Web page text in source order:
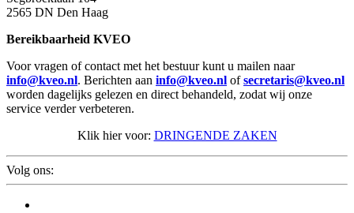
2565 DN Den Haag
Bereikbaarheid KVEO
Voor vragen of contact met het bestuur kunt u mailen naar
info@kveo.nl. Berichten aan info@kveo.nl ofsecretaris@kveo.nl
worden dagelijks gelezen en direct behandeld, zodat wij onze
service verder verbeteren.
Klik hier voor: DRINGENDE ZAKEN
Volg ons: